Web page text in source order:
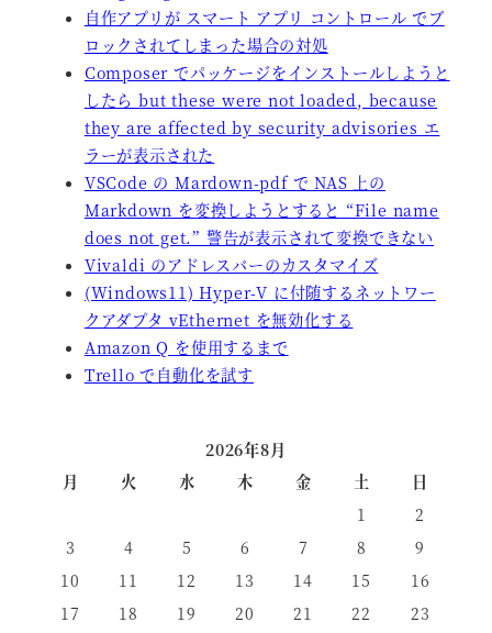
自作アプリが スマート アプリ コントロール でブ
ロックされてしまった場合の対処
Composer でパッケージをインストールしようと
したら but these were not loaded, because
they are affected by security advisories エ
ラーが表示された
VSCode の Mardown-pdf で NAS 上の
Markdown を変換しようとすると “File name
does not get.” 警告が表示されて変換できない
Vivaldi のアドレスバーのカスタマイズ
(Windows11) Hyper-V に付随するネットワー
クアダプタ vEthernet を無効化する
Amazon Q を使用するまで
Trello で自動化を試す
2026年8月
月
火 水 木 金 土
日
1
2
3
4 5 6 7 8
9
10
11 12 13 14 15
16
17
18 19 20 21 22
23